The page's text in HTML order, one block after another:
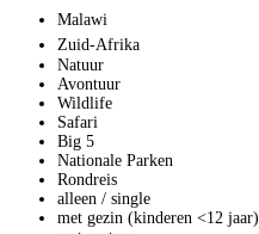
Malawi
Zuid-Afrika
Natuur
Avontuur
Wildlife
Safari
Big 5
Nationale Parken
Rondreis
alleen / single
met gezin (kinderen <12 jaar)